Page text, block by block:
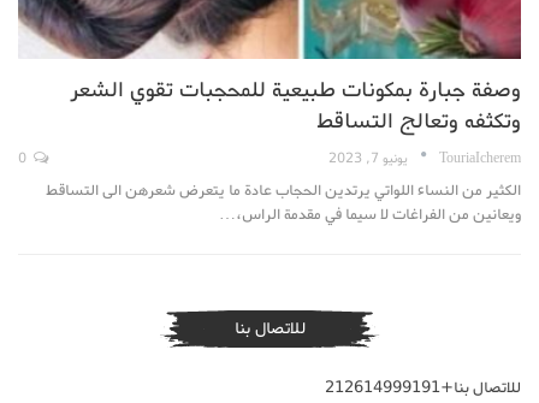
وصفة جبارة بمكونات طبيعية للمحجبات تقوي الشعر
وتكثفه وتعالج التساقط
TouriaIcherem يونيو 7, 2023
الكثير من النساء اللواتي يرتدين الحجاب عادة ما يتعرض شعرهن الى التساقط
ويعانين من الفراغات لا سيما في مقدمة الراس،…
للاتصال بنا
للاتصال بنا+212614999191